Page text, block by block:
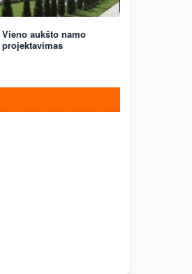
Vieno aukšto namo
projektavimas